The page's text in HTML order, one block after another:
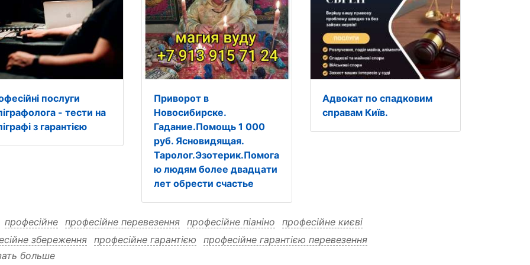
послуги
- тести на
з гарантією
Приворот в
Новосибирске.
Гадание.Помощь 1 000
руб. Ясновидящая.
Таролог.Эзотерик.Помога
ю людям более двадцати
лет обрести счастье
Адвокат по спадковим
справам Київ.
професійне професійне перевезення професійне піаніно
професійне києві
збереження професійне гарантією
професійне гарантією перевезення
гарантією піаніно
больше